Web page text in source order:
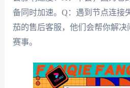
备同时加速。Q：遇到节点连接
茄的售后客服，他们会帮你解
赛事。